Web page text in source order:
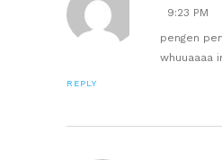
9:23 PM
pengen
whuuaaaa
REPLY